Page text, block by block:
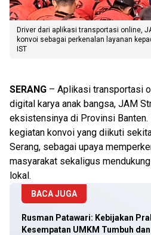
Driver dari aplikasi transportasi online,
konvoi sebagai perkenalan layanan
IST
SERANG – Aplikasi transportasi
digital karya anak bangsa, JAM
eksistensinya di Provinsi Banten.
kegiatan konvoi yang diikuti
Serang, sebagai upaya
masyarakat sekaligus
lokal.
BACA JUGA
Rusman Patawari: Kebijakan
Kesempatan UMKM Tumbuh